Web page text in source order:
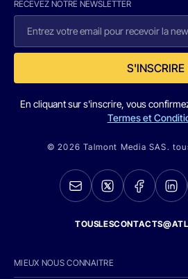
RECEVEZ NOTRE NEWSLETTER
S'INSCRIRE
En cliquant sur s'inscrire, vous
Termes et
© 2026 Talmont Media SAS.
MIEUX NOUS CONNAITRE